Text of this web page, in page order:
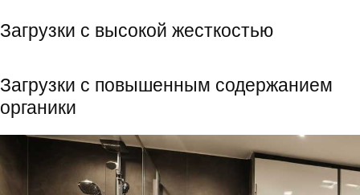
Загрузки с высокой жесткостью
Загрузки с повышенным содержанием
органики